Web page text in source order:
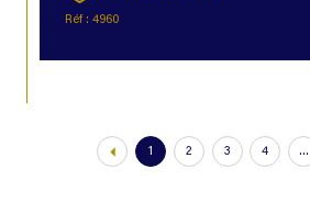
Réf : 4960
1 2 3 4 ...